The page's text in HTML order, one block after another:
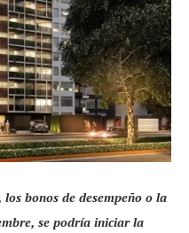
bonos de desempeño o la
se podría iniciar la